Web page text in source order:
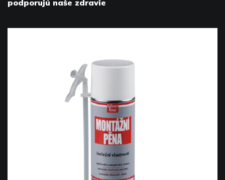
podporujú naše zdravie